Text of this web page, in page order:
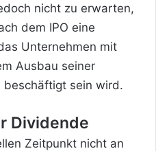
nicht zu erwarten,
dem IPO eine
Unternehmen mit
Ausbau seiner
beschäftigt sein wird.
Dividende
Zeitpunkt nicht an